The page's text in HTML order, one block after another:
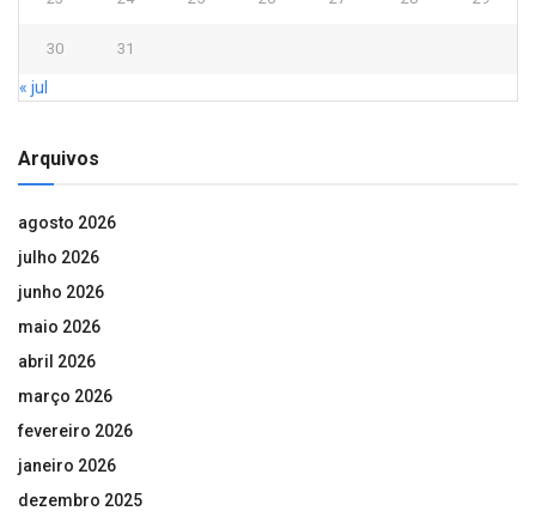
30 31
« jul
Arquivos
agosto 2026
julho 2026
junho 2026
maio 2026
abril 2026
março 2026
fevereiro 2026
janeiro 2026
dezembro 2025